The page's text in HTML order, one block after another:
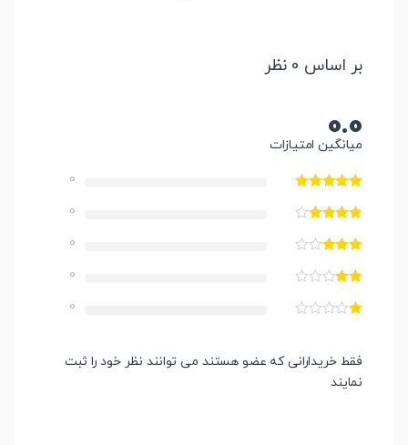
بر اساس 0 نظر
0.0
میانگین امتیازات
0
0
0
0
0
فقط خریدارانی که عضو هستند می توانند نظر خود را ثبت
نمایند